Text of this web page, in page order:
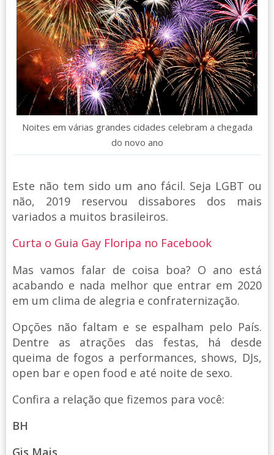
Noites em várias grandes cidades celebram a chegada
do novo ano
Este não tem sido um ano fácil. Seja LGBT ou
não, 2019 reservou dissabores dos mais
variados a muitos brasileiros.
Curta o Guia Gay Floripa no Facebook
Mas vamos falar de coisa boa? O ano está
acabando e nada melhor que entrar em 2020
em um clima de alegria e confraternização.
Opções não faltam e se espalham pelo País.
Dentre as atrações das festas, há desde
queima de fogos a performances, shows, DJs,
open bar e open food e até noite de sexo.
Confira a relação que fizemos para você:
BH
Gis Mais